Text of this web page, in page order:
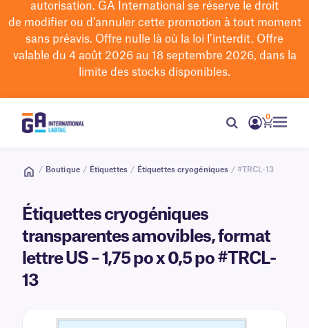
autorisation. GA International se réserve le droit
de modifierou d’annuler cette promotion à tout moment
sans préavis. Offre nulle là où la loi l’interdit. Offre
valable du 4 août 2026 au 18 septembre 2026, dans la
limite des stocks disponibles.
0
/ Boutique / Étiquettes / Étiquettes cryogéniques / #TRCL-13
Étiquettes cryogéniques
transparentes amovibles, format
lettre US – 1,75 po x 0,5 po #TRCL-
13